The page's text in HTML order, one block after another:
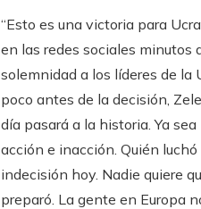
“Esto es una victoria para
en las redes sociales minutos
solemnidad a los líderes de la
poco antes de la decisión,
día pasará a la historia. Ya
acción e inacción. Quién
indecisión hoy. Nadie quiere
preparó. La gente en Europa